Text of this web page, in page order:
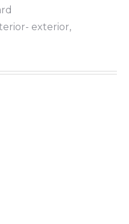
exterior,